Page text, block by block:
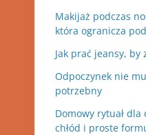
Makijaż podczas
która ogranicza
Jak prać jeansy, by
Odpoczynek nie
potrzebny
Domowy rytuał dla
chłód i proste